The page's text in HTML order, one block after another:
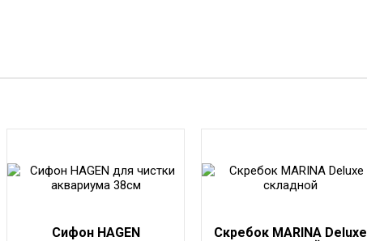
Сифон HAGEN
Скребок MARINA Deluxe